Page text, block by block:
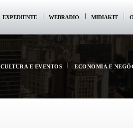
EXPEDIENTE WEBRADIO MIDIAKIT
CULTURA E EVENTOS ECONOMIA E